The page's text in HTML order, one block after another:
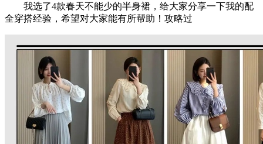
我选了4款春天不能少的半身裙，给大家分享一下我的配
全穿搭经验，希望对大家能有所帮助！攻略过